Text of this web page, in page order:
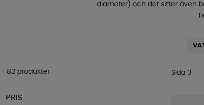
diameter) och det sitter även
82 produkter
PRIS
Sida 3